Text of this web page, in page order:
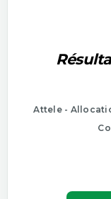
Attele -